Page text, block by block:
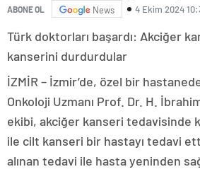
ABONE OL News 4 Ekim 2024
Türk doktorları başardı: Akciğer
kanserini durdurdular
İZMİR – İzmir’de, özel bir
Onkoloji Uzmanı Prof. Dr. H.
ekibi, akciğer kanseri tedavisinde
ile cilt kanseri bir hastayı tedavi
alınan tedavi ile hasta yeninden